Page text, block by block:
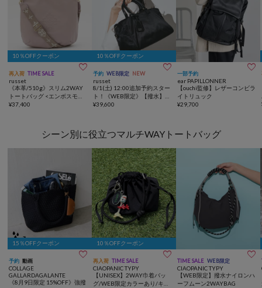
10％OFFクーポン
再入荷 TIME SALE 
russet
《本革/510g》スリム2WAY
トートバッグ <エンボスモノ
グラム>
¥37,400
10％OFFクーポン
予約 WEB限定 NEW 
russet
8/1(土) 12:00追加予約スター
ト！《WEB限定》【撥水】ク
ラウズナイロン2WAYボスト
¥39,600
一部予約 
ear PAPILLONNER
【ouchi監修】レザーコンビラ
イトリュック
¥29,700
シーン別に役立つマルチWAYトートバッグ
15％OFFクーポン
予約 動画 
COLLAGE
GALLARDAGALANTE
《8月9日限定 15%OFF》強撥
10％OFFクーポン
再入荷 TIME SALE 
CIAOPANIC TYPY
【UNISEX】2WAY巾着バッ
グ/WEB限定カラーあり/キー
TIME SALE WEB限定 
CIAOPANIC TYPY
【WEB限定】撥水ナイロンハ
ーフムーン2WAYBAG